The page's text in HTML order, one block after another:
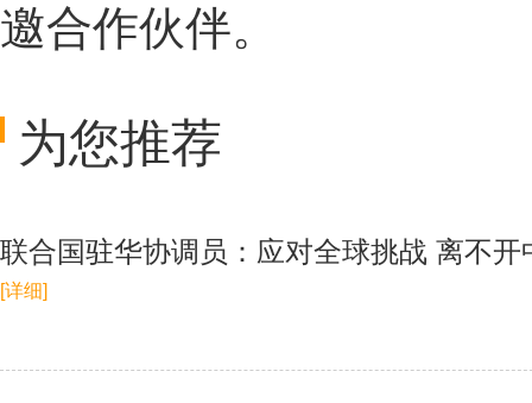
邀合作伙伴。
为您推荐
联合国驻华协调员：应对全球挑战 离不开
[详细]